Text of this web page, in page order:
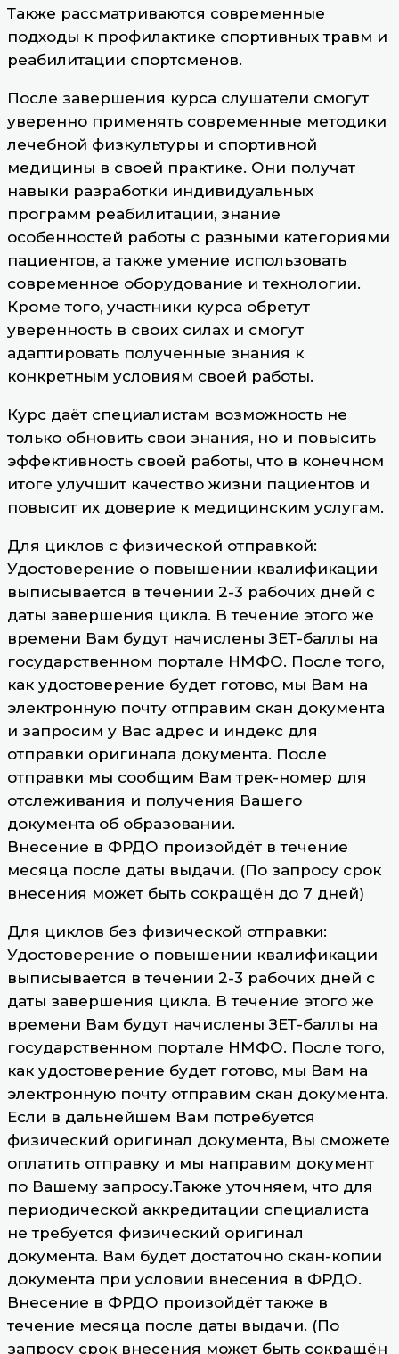
Также рассматриваются современные
подходы к профилактике спортивных травм и
реабилитации спортсменов.
После завершения курса слушатели смогут
уверенно применять современные методики
лечебной физкультуры и спортивной
медицины в своей практике. Они получат
навыки разработки индивидуальных
программ реабилитации, знание
особенностей работы с разными категориями
пациентов, а также умение использовать
современное оборудование и технологии.
Кроме того, участники курса обретут
уверенность в своих силах и смогут
адаптировать полученные знания к
конкретным условиям своей работы.
Курс даёт специалистам возможность не
только обновить свои знания, но и повысить
эффективность своей работы, что в конечном
итоге улучшит качество жизни пациентов и
повысит их доверие к медицинским услугам.
Для циклов с физической отправкой:
Удостоверение о повышении квалификации
выписывается в течении 2-3 рабочих дней с
даты завершения цикла. В течение этого же
времени Вам будут начислены ЗЕТ-баллы на
государственном портале НМФО. После того,
как удостоверение будет готово, мы Вам на
электронную почту отправим скан документа
и запросим у Вас адрес и индекс для
отправки оригинала документа. После
отправки мы сообщим Вам трек-номер для
отслеживания и получения Вашего
документа об образовании.
Внесение в ФРДО произойдёт в течение
месяца после даты выдачи. (По запросу срок
внесения может быть сокращён до 7 дней)
Для циклов без физической отправки:
Удостоверение о повышении квалификации
выписывается в течении 2-3 рабочих дней с
даты завершения цикла. В течение этого же
времени Вам будут начислены ЗЕТ-баллы на
государственном портале НМФО. После того,
как удостоверение будет готово, мы Вам на
электронную почту отправим скан документа.
Если в дальнейшем Вам потребуется
физический оригинал документа, Вы сможете
оплатить отправку и мы направим документ
по Вашему запросу.Также уточняем, что для
периодической аккредитации специалиста
не требуется физический оригинал
документа. Вам будет достаточно скан-копии
документа при условии внесения в ФРДО.
Внесение в ФРДО произойдёт также в
течение месяца после даты выдачи. (По
запросу срок внесения может быть сокращён